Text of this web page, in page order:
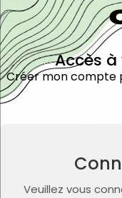
Accès
Créer mon compte
Veuillez vous